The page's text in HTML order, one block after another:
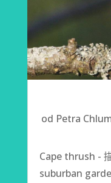
od Petra
Cape thrush -
suburban